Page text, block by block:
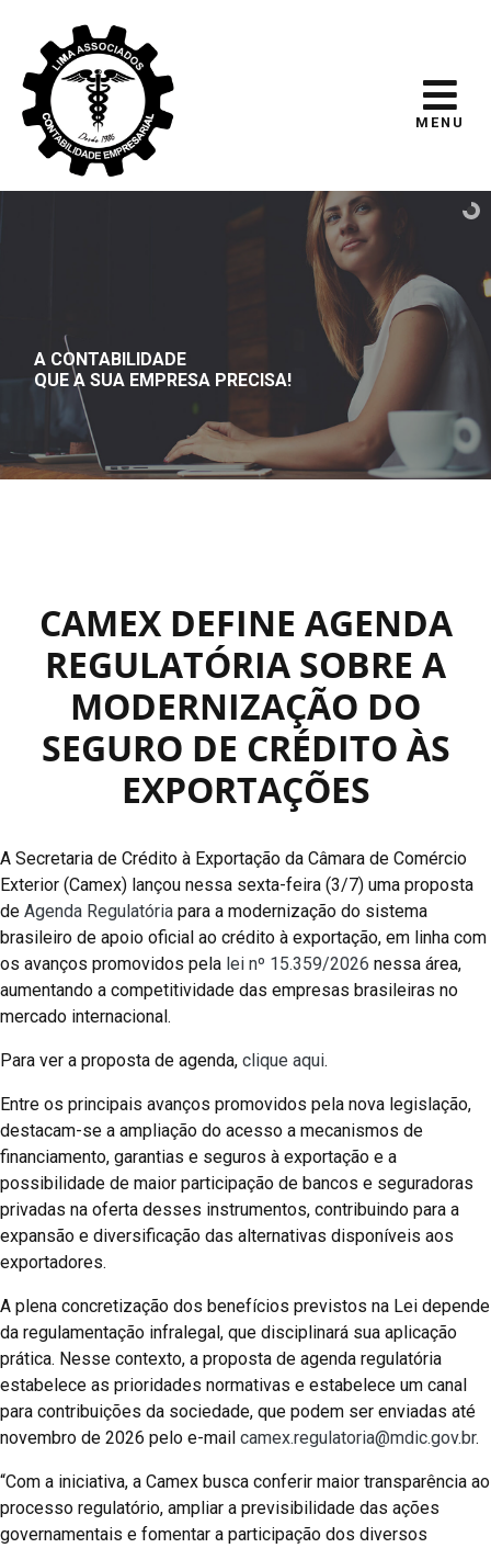
MENU
A CONTABILIDADE
QUE A SUA EMPRESA PRECISA!
CAMEX DEFINE AGENDA
REGULATÓRIA SOBRE A
MODERNIZAÇÃO DO
SEGURO DE CRÉDITO ÀS
EXPORTAÇÕES
A Secretaria de Crédito à Exportação da Câmara de Comércio
Exterior (Camex) lançou nessa sexta-feira (3/7) uma proposta
de Agenda Regulatória para a modernização do sistema
brasileiro de apoio oficial ao crédito à exportação, em linha com
os avanços promovidos pela lei nº 15.359/2026 nessa área,
aumentando a competitividade das empresas brasileiras no
mercado internacional.
Para ver a proposta de agenda, clique aqui.
Entre os principais avanços promovidos pela nova legislação,
destacam-se a ampliação do acesso a mecanismos de
financiamento, garantias e seguros à exportação e a
possibilidade de maior participação de bancos e seguradoras
privadas na oferta desses instrumentos, contribuindo para a
expansão e diversificação das alternativas disponíveis aos
exportadores.
A plena concretização dos benefícios previstos na Lei depende
da regulamentação infralegal, que disciplinará sua aplicação
prática. Nesse contexto, a proposta de agenda regulatória
estabelece as prioridades normativas e estabelece um canal
para contribuições da sociedade, que podem ser enviadas até
novembro de 2026 pelo e-mail camex.regulatoria@mdic.gov.br.
“Com a iniciativa, a Camex busca conferir maior transparência ao
processo regulatório, ampliar a previsibilidade das ações
governamentais e fomentar a participação dos diversos